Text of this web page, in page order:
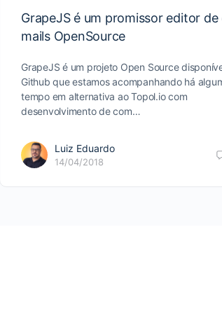
GrapeJS é um promissor editor de
mails OpenSource
GrapeJS é um projeto Open Source
Github que estamos acompanhando há
tempo em alternativa ao Topol.io com
desenvolvimento de com…
Luiz Eduardo
14/04/2018